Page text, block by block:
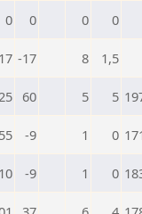
0 0 0 0
-17 8 1,5
60 5 5
-9 1 0
-9 1 0